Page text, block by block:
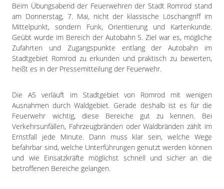
Beim Übungsabend der Feuerwehren der Stadt Romrod stand
am Donnerstag, 7. Mai, nicht der klassische Löschangriff im
Mittelpunkt, sondern Funk, Orientierung und Kartenkunde.
Geübt wurde im Bereich der Autobahn 5. Ziel war es, mögliche
Zufahrten und Zugangspunkte entlang der Autobahn im
Stadtgebiet Romrod zu erkunden und praktisch zu bewerten,
heißt es in der Pressemitteilung der Feuerwehr.
Die A5 verläuft im Stadtgebiet von Romrod mit wenigen
Ausnahmen durch Waldgebiet. Gerade deshalb ist es für die
Feuerwehr wichtig, diese Bereiche gut zu kennen. Bei
Verkehrsunfällen, Fahrzeugbränden oder Waldbränden zählt im
Ernstfall jede Minute. Dann muss klar sein, welche Wege
befahrbar sind, welche Unterführungen genutzt werden können
und wie Einsatzkräfte möglichst schnell und sicher an die
betroffenen Bereiche gelangen.